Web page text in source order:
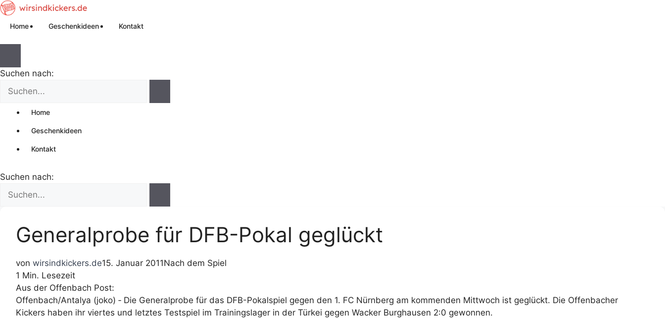
Home Geschenkideen Kontakt
Suchen nach:
Home
Geschenkideen
Kontakt
Suchen nach:
Generalprobe für DFB-Pokal geglückt
von wirsindkickers.de15. Januar 2011Nach dem Spiel
1 Min. Lesezeit
Aus der Offenbach Post:
Offenbach/Antalya (joko) ‐ Die Generalprobe für das DFB-Pokalspiel gegen den 1. FC Nürnberg am kommenden Mittwoch ist geglückt. Die Offenbacher
Kickers haben ihr viertes und letztes Testspiel im Trainingslager in der Türkei gegen Wacker Burghausen 2:0 gewonnen.